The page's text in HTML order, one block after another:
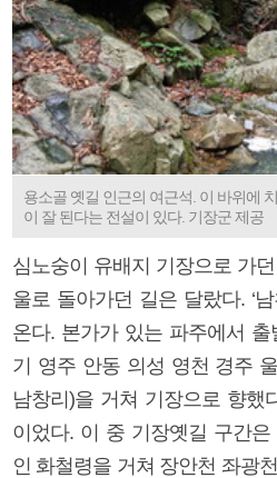
용소골 옛길 인근의 여근석. 이 바위에
이 잘 된다는 전설이 있다. 기장군 제공
심노숭이 유배지 기장으로 가
울로 돌아가던 길은 달랐다. ‘
온다. 본가가 있는 파주에서
기 영주 안동 의성 영천 경주
남창리)을 거쳐 기장으로 향했
이었다. 이 중 기장옛길 구간
인 화철령을 거쳐 장안천 좌광